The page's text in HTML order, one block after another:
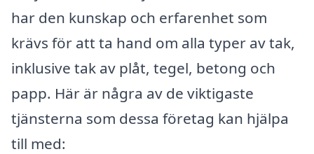
har den kunskap och erfarenhet som
krävs för att ta hand om alla typer av tak,
inklusive tak av plåt, tegel, betong och
papp. Här är några av de viktigaste
tjänsterna som dessa företag kan hjälpa
till med: